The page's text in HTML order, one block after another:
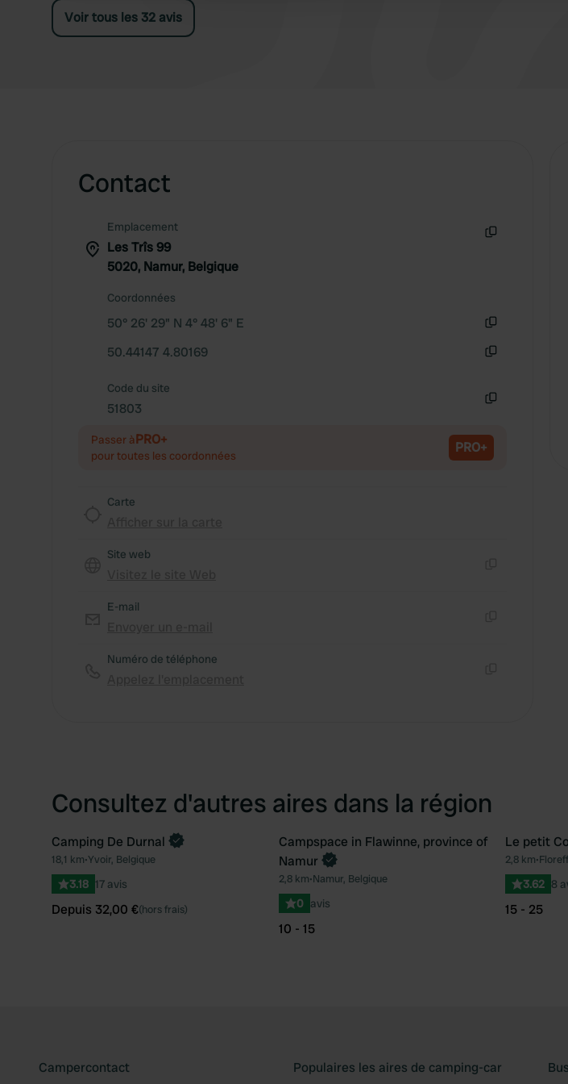
contacter le personnel.
Voir tous les 32 avis
Contact
Emplacement
Les Trîs 99
5020, Namur, Belgique
Coordonnées
50° 26' 29" N 4° 48' 6" E
50.44147 4.80169
Code du site
51803
Passer àPRO+
pour toutes les coordonnées PRO+
Carte
Site web
E-mail
Numéro de téléphone
Consultez d'autres aires dans la région
Préféré
Reserve maintenant
Camping De Durnal
18,1 km•Yvoir, Belgique
3.18 17 avis
Depuis 32,00 €(hors frais)
Préféré
Reserve maintenant
Campspace in Flawinne, province of
Namur
2,8 km•Namur, Belgique
0 avis
10 - 15
Le petit
2,8 km•
3.62 8
15 - 25
Campercontact Populaires les aires de camping-car